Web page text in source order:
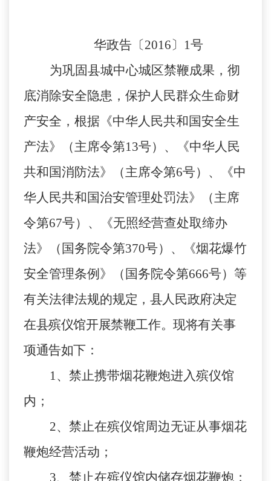
华政告〔2016〕1号
为巩固县城中心城区禁鞭成果，彻
底消除安全隐患，保护人民群众生命财
产安全，根据《中华人民共和国安全生
产法》（主席令第13号）、《中华人民
共和国消防法》（主席令第6号）、《中
华人民共和国治安管理处罚法》（主席
令第67号）、《无照经营查处取缔办
法》（国务院令第370号）、《烟花爆竹
安全管理条例》（国务院令第666号）等
有关法律法规的规定，县人民政府决定
在县殡仪馆开展禁鞭工作。现将有关事
项通告如下：
1、禁止携带烟花鞭炮进入殡仪馆
内；
2、禁止在殡仪馆周边无证从事烟花
鞭炮经营活动；
3、禁止在殡仪馆内储存烟花鞭炮；